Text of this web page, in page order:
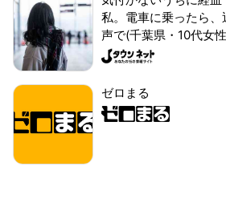
私。電車に乗ったら
声で(千葉県・10代女
ゼロまる